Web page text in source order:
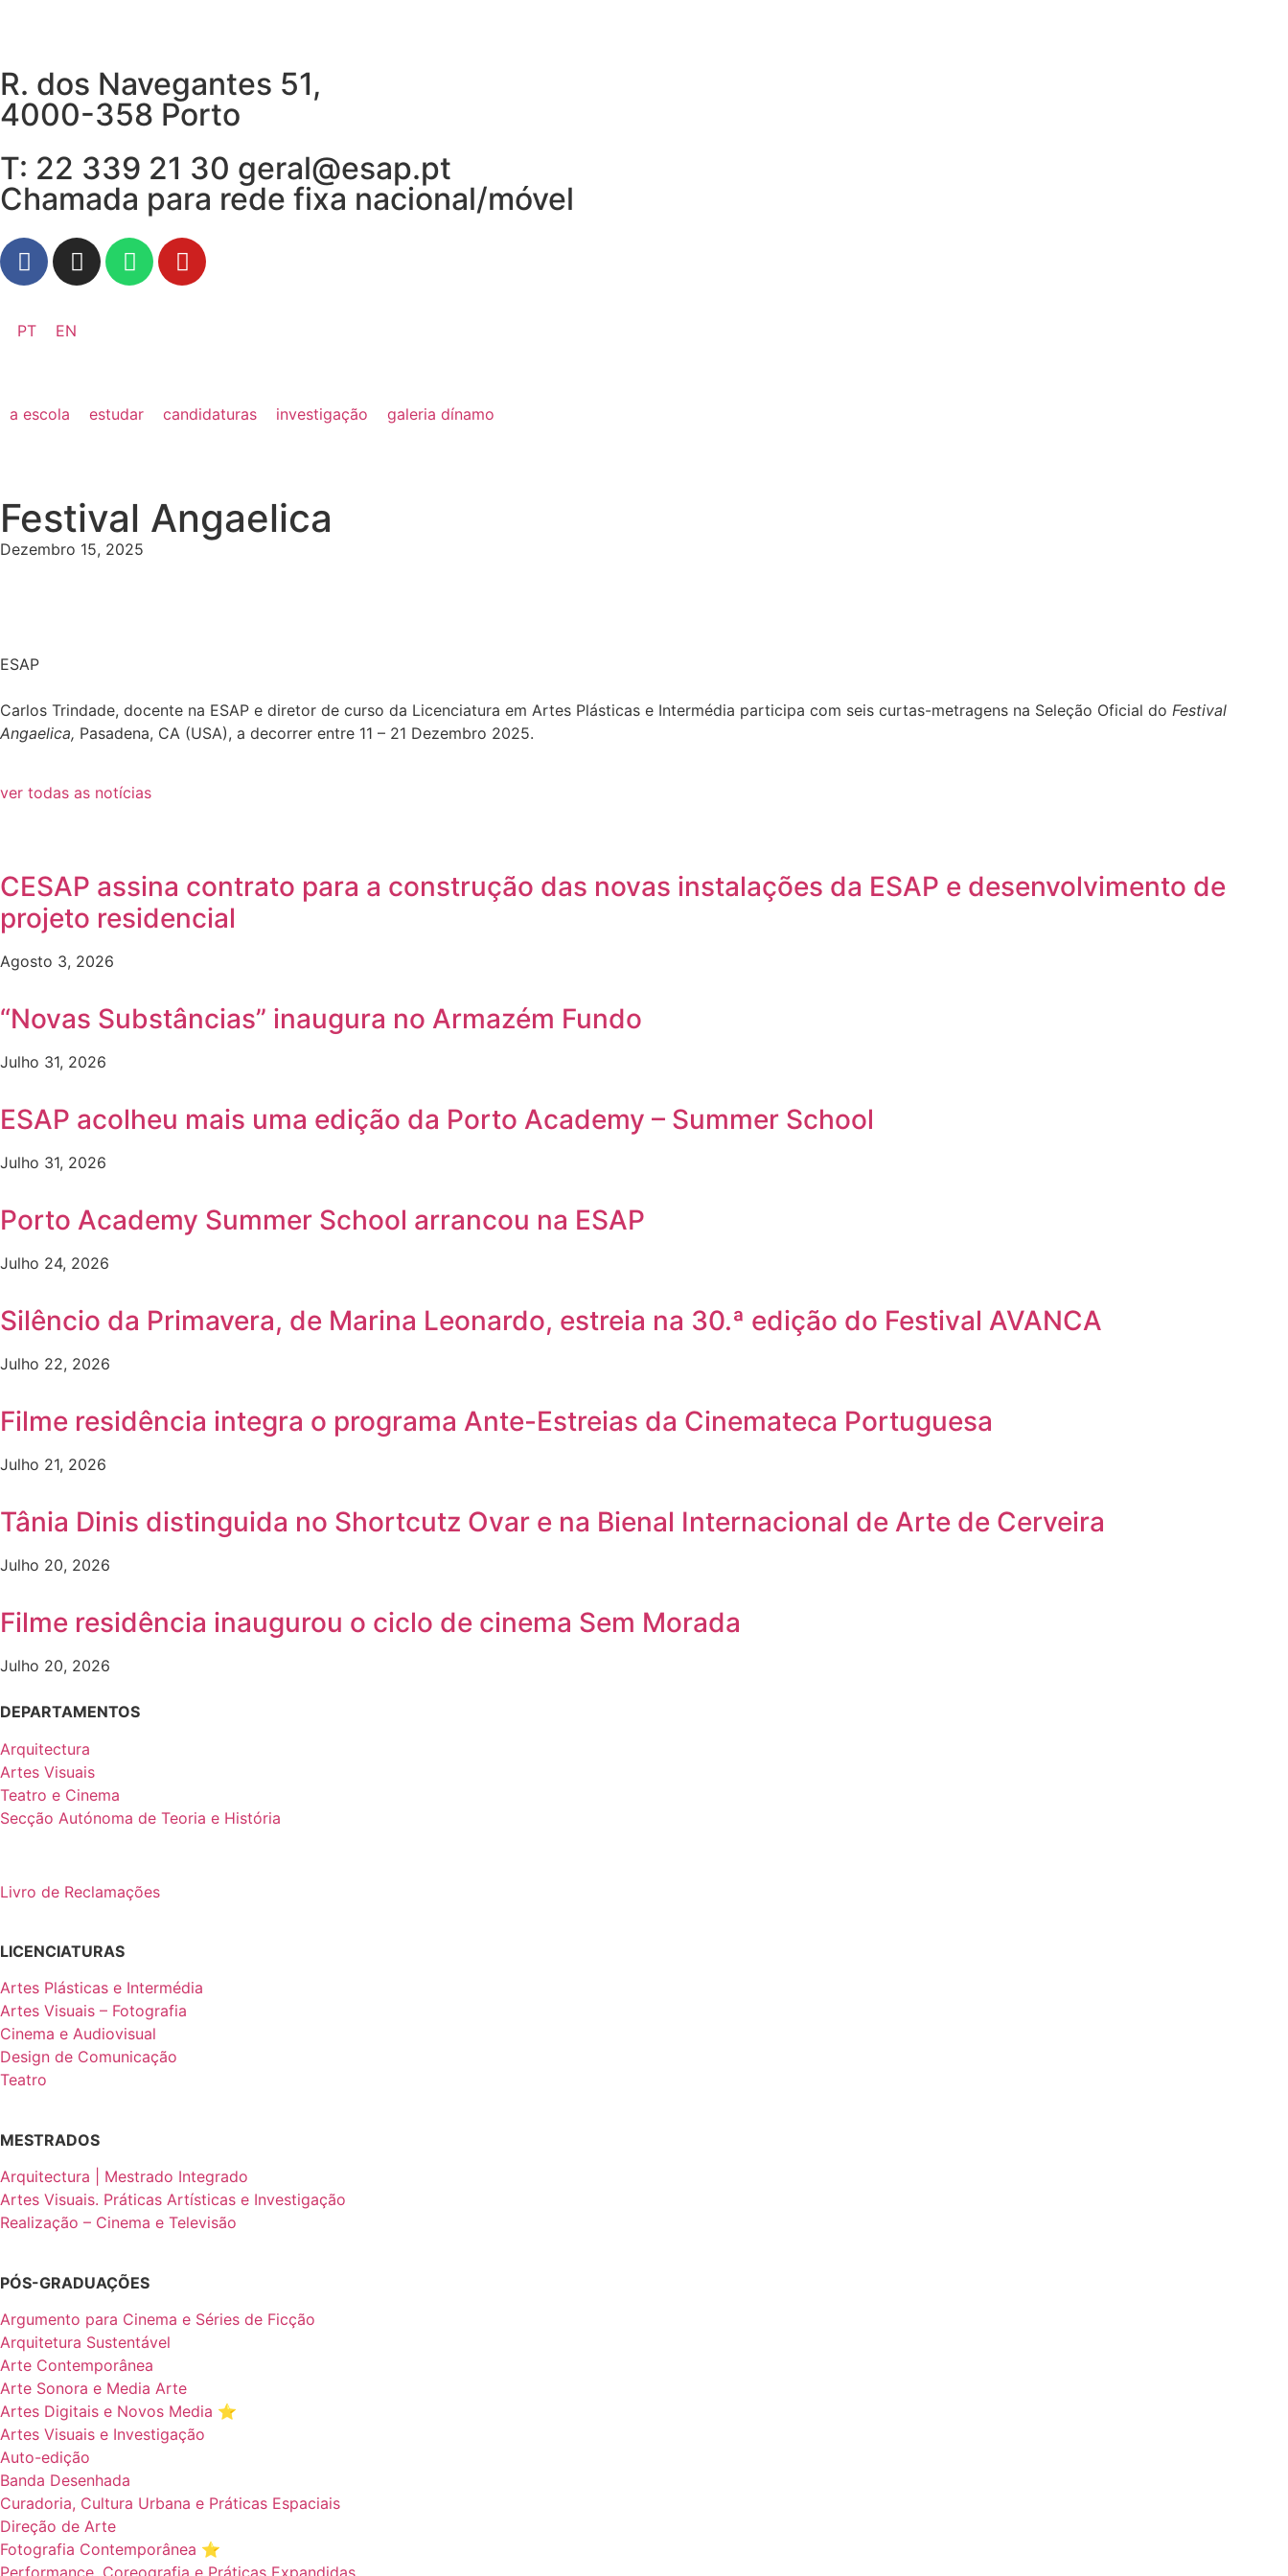
R. dos Navegantes 51,
4000-358 Porto
T: 22 339 21 30 geral@esap.pt
Chamada para rede fixa nacional/móvel
PT EN
a escola estudar candidaturas investigação galeria dínamo
Festival Angaelica
Dezembro 15, 2025
ESAP
Carlos Trindade, docente na ESAP e diretor de curso da Licenciatura em Artes Plásticas e Intermédia participa com seis curtas-metragens na Seleção Oficial do Festival
Angaelica, Pasadena, CA (USA), a decorrer entre 11 – 21 Dezembro 2025.
ver todas as notícias
CESAP assina contrato para a construção das novas instalações da ESAP e desenvolvimento de
projeto residencial
Agosto 3, 2026
“Novas Substâncias” inaugura no Armazém Fundo
Julho 31, 2026
ESAP acolheu mais uma edição da Porto Academy – Summer School
Julho 31, 2026
Porto Academy Summer School arrancou na ESAP
Julho 24, 2026
Silêncio da Primavera, de Marina Leonardo, estreia na 30.ª edição do Festival AVANCA
Julho 22, 2026
Filme residência integra o programa Ante-Estreias da Cinemateca Portuguesa
Julho 21, 2026
Tânia Dinis distinguida no Shortcutz Ovar e na Bienal Internacional de Arte de Cerveira
Julho 20, 2026
Filme residência inaugurou o ciclo de cinema Sem Morada
Julho 20, 2026
DEPARTAMENTOS
Arquitectura
Artes Visuais
Teatro e Cinema
Secção Autónoma de Teoria e História
Livro de Reclamações
LICENCIATURAS
Artes Plásticas e Intermédia
Artes Visuais – Fotografia
Cinema e Audiovisual
Design de Comunicação
Teatro
MESTRADOS
Arquitectura | Mestrado Integrado
Artes Visuais. Práticas Artísticas e Investigação
Realização – Cinema e Televisão
PÓS-GRADUAÇÕES
Argumento para Cinema e Séries de Ficção
Arquitetura Sustentável
Arte Contemporânea
Arte Sonora e Media Arte
Artes Digitais e Novos Media ⭐️
Artes Visuais e Investigação
Auto-edição
Banda Desenhada
Curadoria, Cultura Urbana e Práticas Espaciais
Direção de Arte
Fotografia Contemporânea ⭐️
Performance, Coreografia e Práticas Expandidas